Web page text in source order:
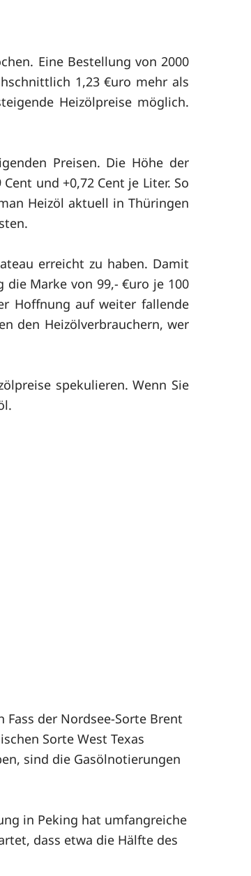
Eine Bestellung von 2000
1,23 €uro mehr als
Heizölpreise möglich.
Preisen. Die Höhe der
und +0,72 Cent je Liter. So
Heizöl aktuell in Thüringen
erreicht zu haben. Damit
Marke von 99,- €uro je 100
Hoffnung auf weiter fallende
den Heizölverbrauchern, wer
spekulieren. Wenn Sie
der Nordsee-Sorte Brent
Sorte West Texas
sind die Gasölnotierungen
in Peking hat umfangreiche
dass etwa die Hälfte des